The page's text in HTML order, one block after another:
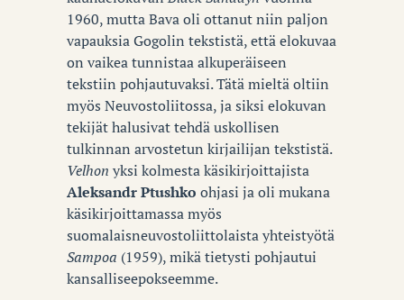
1960, mutta Bava oli ottanut niin paljon
vapauksia Gogolin tekstistä, että elokuvaa
on vaikea tunnistaa alkuperäiseen
tekstiin pohjautuvaksi. Tätä mieltä oltiin
myös Neuvostoliitossa, ja siksi elokuvan
tekijät halusivat tehdä uskollisen
tulkinnan arvostetun kirjailijan tekstistä.
Velhon yksi kolmesta käsikirjoittajista
Aleksandr Ptushko ohjasi ja oli mukana
käsikirjoittamassa myös
suomalaisneuvostoliittolaista yhteistyötä
Sampoa (1959), mikä tietysti pohjautui
kansalliseepokseemme.